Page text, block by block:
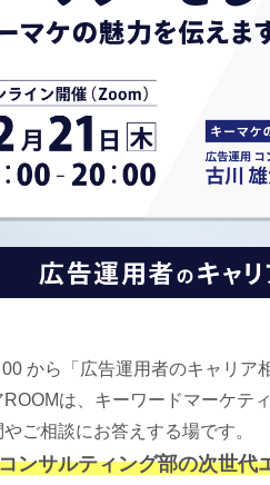
から「広告運用者のキャリア
は、キーワードマーケテ
ご相談にお答えする場です。
ンサルティング部の次世代